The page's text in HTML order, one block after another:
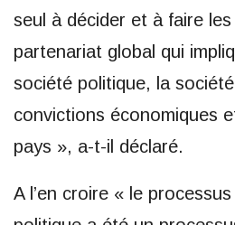
seul à décider et à faire les
partenariat global qui
société politique, la
convictions économiques
pays », a-t-il déclaré.
A l’en croire « le